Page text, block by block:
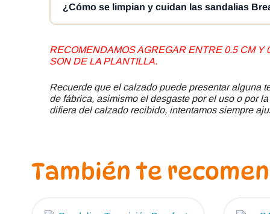
Para escoger correctamente la talla, se
corresponden a la plantilla, por lo que ese margen
¿Cómo se limpian y cuidan las sandalias
lavar, ni usar lejía, ni secadora, ni plancha, ni
RECOMENDAMOS AGREGAR ENTRE 0.5 CM Y
SON DE LA PLANTILLA.
Recuerde que el calzado puede presentar alguna
de fábrica, asimismo el desgaste por el uso o por
difiera del calzado recibido, intentamos siempre
También te